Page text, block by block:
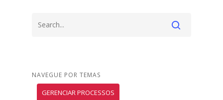
NAVEGUE POR TEMAS
GERENCIAR PROCESSOS